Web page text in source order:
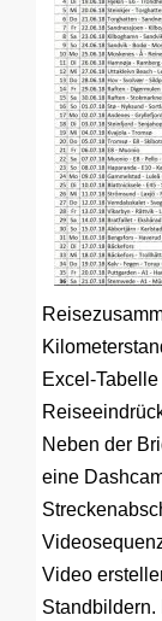
Excel-
Neben der
eine
Video
Standbildern.